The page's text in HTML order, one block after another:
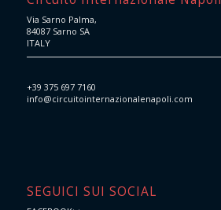
Via Sarno Palma,
84087 Sarno SA
ITALY
+39 375 697 7160
info@circuitointernazionalenapoli.com
SEGUICI SUI SOCIAL